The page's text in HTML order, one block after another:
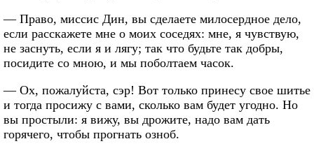
— Право, миссис Дин, вы сделаете милосердное дело,
если расскажете мне о моих соседях: мне, я чувствую,
не заснуть, если я и лягу; так что будьте так добры,
посидите со мною, и мы поболтаем часок.
— Ох, пожалуйста, сэр! Вот только принесу свое шитье
и тогда просижу с вами, сколько вам будет угодно. Но
вы простыли: я вижу, вы дрожите, надо вам дать
горячего, чтобы прогнать озноб.